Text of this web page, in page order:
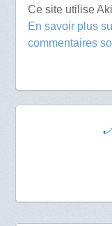
Ce site utilise
En savoir plus
commentaires